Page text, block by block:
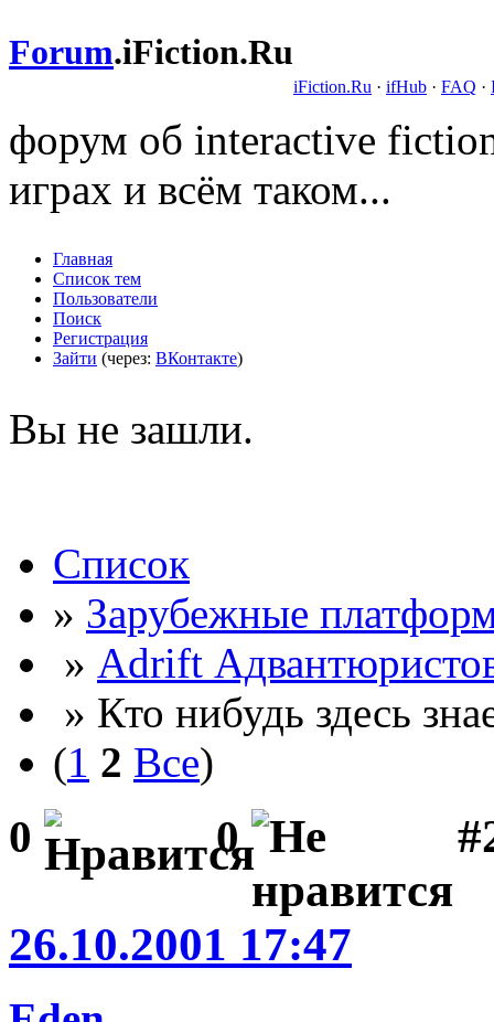
Forum.iFiction.Ru
iFiction.Ru · ifHub · FAQ ·
форум об interactive
играх и всём таком...
Главная
Список тем
Пользователи
Поиск
Регистрация
Зайти (через: ВКонтакте)
Вы не зашли.
Список
» Зарубежные
» Adrift
» Кто нибудь здесь
(1 2 Все)
0 0
26.10.2001 17:47